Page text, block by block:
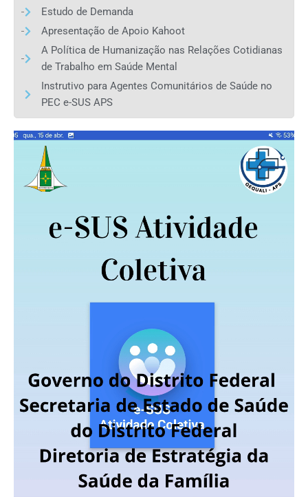
Estudo de Demanda
Apresentação de Apoio Kahoot
A Política de Humanização nas Relações Cotidianas
de Trabalho em Saúde Mental
Instrutivo para Agentes Comunitários de Saúde no
PEC e-SUS APS